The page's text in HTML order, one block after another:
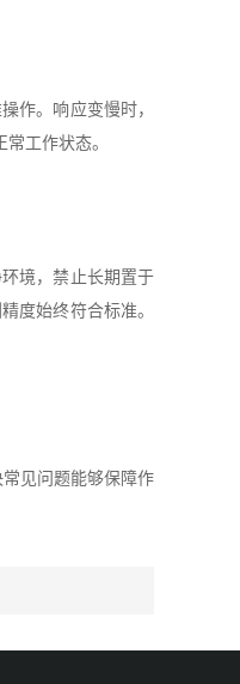
作。响应变慢时，
工作状态。
境，禁止长期置于
度始终符合标准。
见问题能够保障作